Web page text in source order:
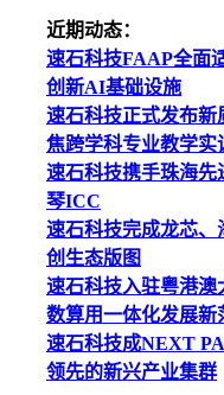
近期动态：
速石科技FAAP全面
创新AI基础设施
速石科技正式发布新
焦跨学科专业教学实
速石科技携手珠海先
琴ICC
速石科技完成龙芯、
创生态版图
速石科技入驻粤港澳
数算用一体化发展新
速石科技成NEXT
领先的新兴产业集群